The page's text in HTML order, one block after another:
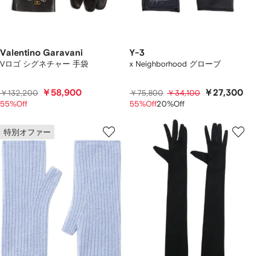
Valentino Garavani
Vロゴ シグネチャー 手袋
￥132,200 ￥58,900
55%Off
Y-3
x Neighborhood グローブ
￥75,800 ￥34,100 ￥27,300
55%Off20%Off
特別オファー